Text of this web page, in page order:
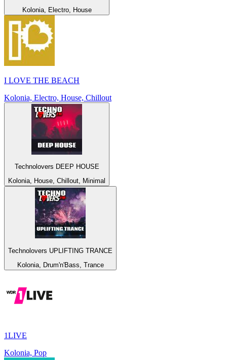
Kolonia, Electro, House
I LOVE THE BEACH
Kolonia, Electro, House, Chillout
Technolovers DEEP HOUSE
Kolonia, House, Chillout, Minimal
Technolovers UPLIFTING TRANCE
Kolonia, Drum'n'Bass, Trance
1LIVE
Kolonia, Pop